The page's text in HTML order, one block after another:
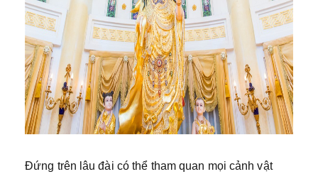
Đứng trên lâu đài có thể tham quan mọi cảnh vật